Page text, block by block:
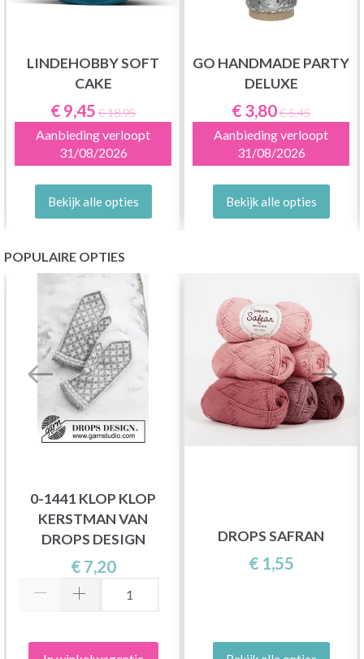
LINDEHOBBY SOFT
CAKE
€ 9,45 € 18,95
Aanbieding verloopt
31/08/2026
Bekijk alle opties
GO HANDMADE PARTY
DELUXE
€ 3,80€ 5,45
Aanbieding verloopt
31/08/2026
Bekijk alle opties
POPULAIRE OPTIES
0-1441 KLOP KLOP
KERSTMAN VAN
DROPS DESIGN
€ 7,20
DROPS SAFRAN
€ 1,55